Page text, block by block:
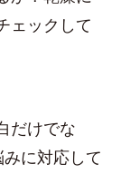
ェックして
だけでな
に対応して